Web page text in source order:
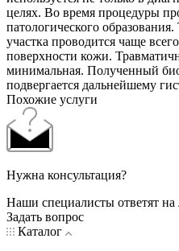
целях. Во время процедуры
патологического
участка проводится чаще
поверхности кожи.
минимальная. Полученный
подвергается дальнейшему
Похожие услуги
Нужна консультация?
Наши специалисты ответят
Задать вопрос
Каталог